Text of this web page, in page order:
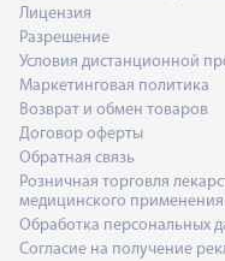
Лицензия
Разрешение
Условия дистанционной
Маркетинговая политика
Возврат и обмен товаров
Договор оферты
Обратная связь
Розничная торговля
медицинского
Обработка персональных
Согласие на получение